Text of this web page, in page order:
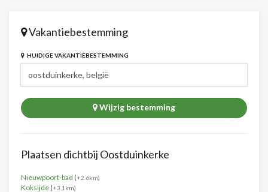
Vakantiebestemming
HUIDIGE VAKANTIEBESTEMMING
Wijzig bestemming
Plaatsen dichtbij Oostduinkerke
Nieuwpoort-bad (+2.6km)
Koksijde (+3.1km)